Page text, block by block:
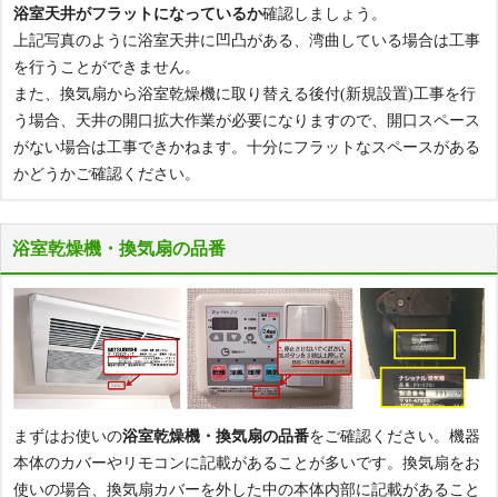
浴室天井がフラットになっているか確認しましょう。
上記写真のように浴室天井に凹凸がある、湾曲している場合は工事
を行うことができません。
また、換気扇から浴室乾燥機に取り替える後付(新規設置)工事を行
う場合、天井の開口拡大作業が必要になりますので、開口スペース
がない場合は工事できかねます。十分にフラットなスペースがある
かどうかご確認ください。
浴室乾燥機・換気扇の品番
まずはお使いの浴室乾燥機・換気扇の品番をご確認ください。機器
本体のカバーやリモコンに記載があることが多いです。換気扇をお
使いの場合、換気扇カバーを外した中の本体内部に記載があること